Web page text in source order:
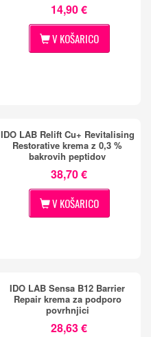
14,90 €
V KOŠARICO
IDO LAB Relift Cu+ Revitalising
Restorative krema z 0,3 %
bakrovih peptidov
38,70 €
V KOŠARICO
IDO LAB Sensa B12 Barrier
Repair krema za podporo
povrhnjici
28,63 €